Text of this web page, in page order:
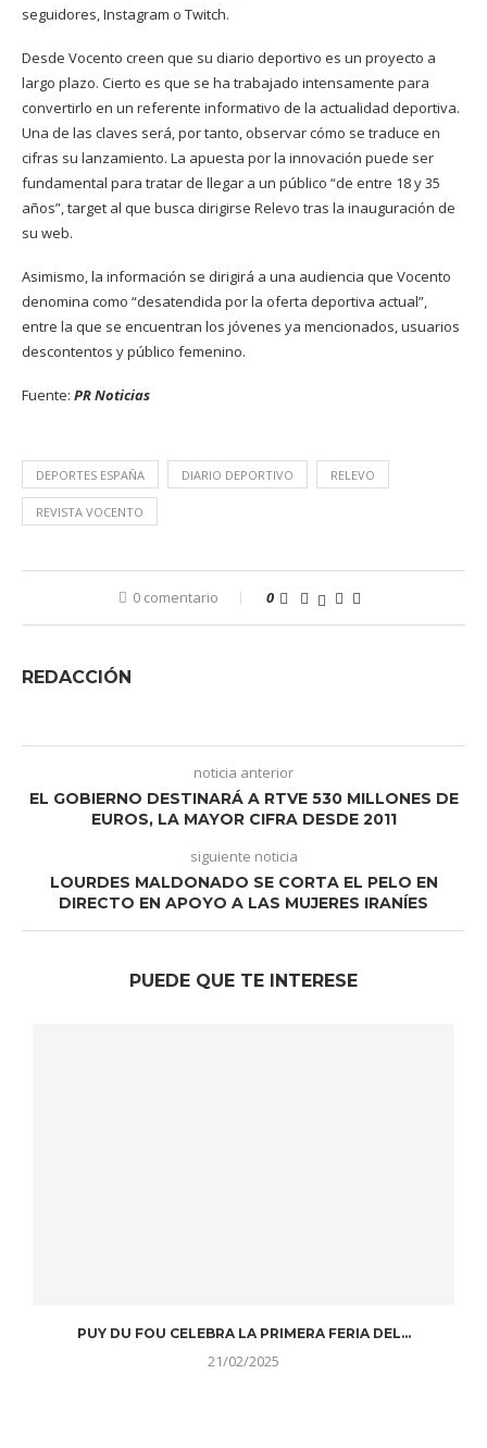
seguidores, Instagram o Twitch.
Desde Vocento creen que su diario deportivo es un proyecto a
largo plazo. Cierto es que se ha trabajado intensamente para
convertirlo en un referente informativo de la actualidad deportiva.
Una de las claves será, por tanto, observar cómo se traduce en
cifras su lanzamiento. La apuesta por la innovación puede ser
fundamental para tratar de llegar a un público “de entre 18 y 35
años”, target al que busca dirigirse Relevo tras la inauguración de
su web.
Asimismo, la información se dirigirá a una audiencia que Vocento
denomina como “desatendida por la oferta deportiva actual”,
entre la que se encuentran los jóvenes ya mencionados, usuarios
descontentos y público femenino.
Fuente: PR Noticias
DEPORTES ESPAÑA DIARIO DEPORTIVO RELEVO
REVISTA VOCENTO
0 comentario 0
REDACCIÓN
noticia anterior
EL GOBIERNO DESTINARÁ A RTVE 530 MILLONES DE
EUROS, LA MAYOR CIFRA DESDE 2011
siguiente noticia
LOURDES MALDONADO SE CORTA EL PELO EN
DIRECTO EN APOYO A LAS MUJERES IRANÍES
PUEDE QUE TE INTERESE
PUY DU FOU CELEBRA LA PRIMERA FERIA DEL...
21/02/2025